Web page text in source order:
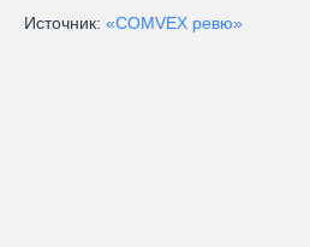
Источник: «COMVEX ревю»